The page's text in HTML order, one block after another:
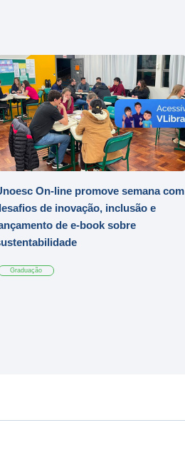
On-line promove semana com
de inovação, inclusão e
de e-book sobre
Graduação